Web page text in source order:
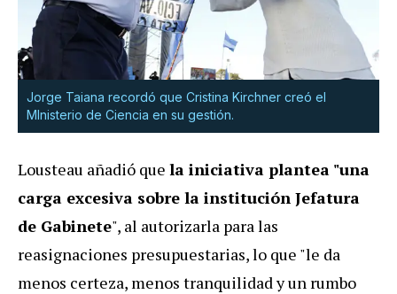
Jorge Taiana recordó que Cristina Kirchner creó el
MInisterio de Ciencia en su gestión.
Lousteau añadió que la iniciativa plantea "una
carga excesiva sobre la institución Jefatura
de Gabinete", al autorizarla para las
reasignaciones presupuestarias, lo que "le da
menos certeza, menos tranquilidad y un rumbo